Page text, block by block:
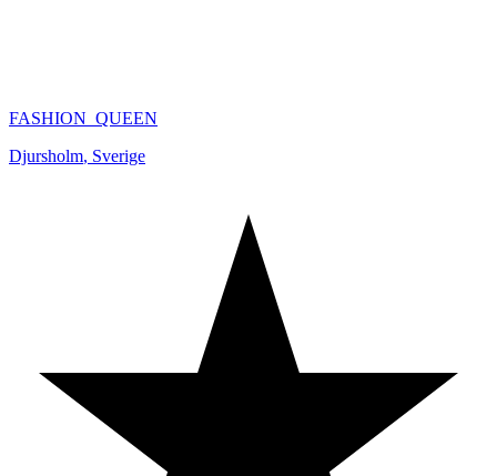
FASHION_QUEEN
Djursholm, Sverige